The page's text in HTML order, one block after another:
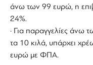
άνω των 99 ευρώ, η
24%.
· Για παραγγελίες άνω
τα 10 κιλά, υπάρχει
ευρώ με ΦΠΑ.